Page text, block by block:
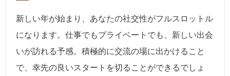
新しい年が始まり、あなたの社交性がフルスロットル
になります。仕事でもプライベートでも、新しい出会
いが訪れる予感。積極的に交流の場に出かけること
で、幸先の良いスタートを切ることができるでしょ